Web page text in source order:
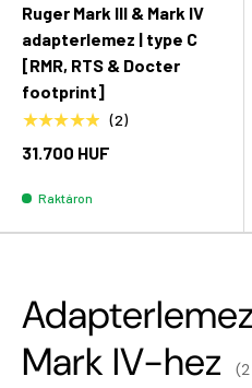
Ruger Mark III & Mark IV
adapterlemez | type C
[RMR, RTS & Docter
footprint]
★★★★★ (2)
31.700 HUF
Raktáron
Mark IV-hez